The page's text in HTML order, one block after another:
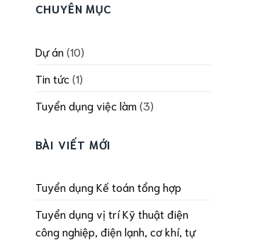
CHUYÊN MỤC
Dự án(10)
Tin tức (1)
Tuyển dụng việc làm(3)
BÀI VIẾT MỚI
Tuyển dụng Kế toán tổng hợp
Tuyển dụng vị trí Kỹ thuật điện
công nghiệp, điện lạnh, cơ khí, tự